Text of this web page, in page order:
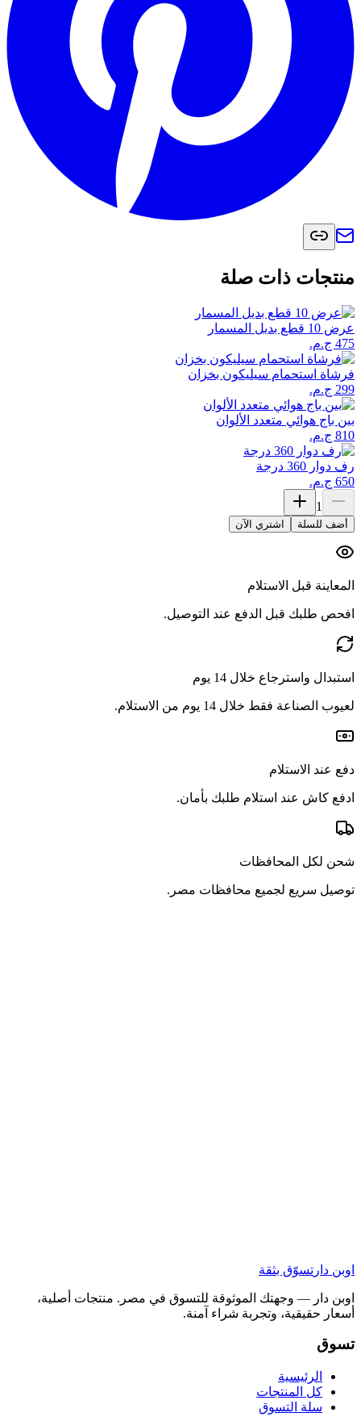
منتجات ذات صلة
عرض 10 قطع بديل المسمار
فرشاة استحمام سيليكون بخزان
بين باج هوائي متعدد الألوان
رف دوار 360 درجة
1
أضف للسلة اشتري الآن
المعاينة قبل الاستلام
افحص طلبك قبل الدفع عند التوصيل.
استبدال واسترجاع خلال 14 يوم
لعيوب الصناعة فقط خلال 14 يوم من الاستلام.
دفع عند الاستلام
ادفع كاش عند استلام طلبك بأمان.
شحن لكل المحافظات
توصيل سريع لجميع محافظات مصر.
اوبن دار تسوّق بثقة
اوبن دار — وجهتك الموثوقة للتسوق في مصر. منتجات أصلية،
أسعار حقيقية، وتجربة شراء آمنة.
تسوق
الرئيسية
كل المنتجات
سلة التسوق